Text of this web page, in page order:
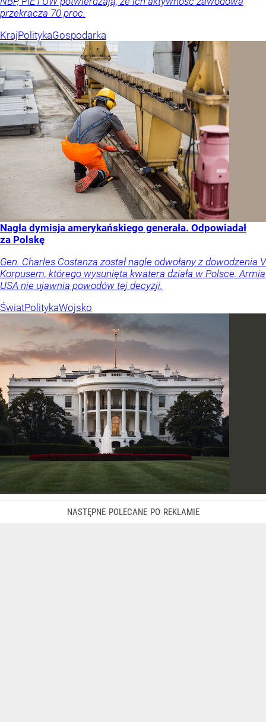
przekracza 70 proc.
KrajPolitykaGospodarka
Nagła dymisja amerykańskiego generała. Odpowiadał
za Polskę
Gen. Charles Costanza został nagle odwołany z dowodzenia V
Korpusem, którego wysunięta kwatera działa w Polsce. Armia
USA nie ujawnia powodów tej decyzji.
ŚwiatPolitykaWojsko